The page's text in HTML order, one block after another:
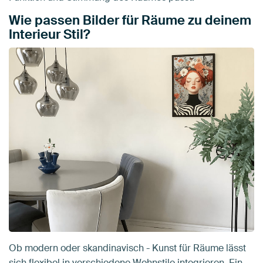
Wie passen Bilder für Räume zu deinem
Interieur Stil?
Ob modern oder skandinavisch - Kunst für Räume lässt